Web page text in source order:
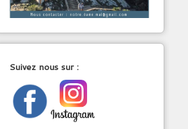
Suivez nous sur :